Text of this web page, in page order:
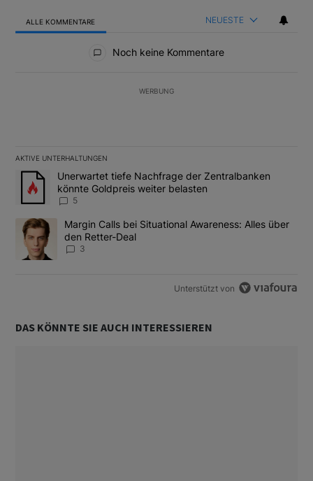
ALLE KOMMENTARE NEUESTE
Noch keine Kommentare
WERBUNG
AKTIVE UNTERHALTUNGEN
Das Folgende ist eine Liste der am meisten kommentierten
Ein Trendartikel mit dem Titel "Unerwartet tiefe Nachfrage der
Unerwartet tiefe Nachfrage der Zentralbanken
könnte Goldpreis weiter belasten
5
Ein Trendartikel mit dem Titel "Margin Calls bei Situational
Margin Calls bei Situational Awareness: Alles über
den Retter-Deal
3
Unterstützt von
DAS KÖNNTE SIE AUCH INTERESSIEREN